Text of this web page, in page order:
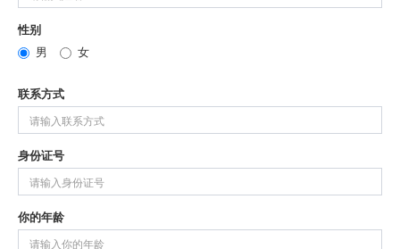
性别
男
女
联系方式
身份证号
你的年龄